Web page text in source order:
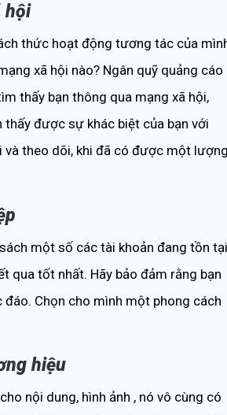
hội
thức hoạt động tương tác của
xã hội nào? Ngân quỹ quảng cáo
thấy bạn thông qua mạng xã hội,
thấy được sự khác biệt của bạn với
và theo dõi, khi đã có được một
một số các tài khoản đang tồn
qua tốt nhất. Hãy bảo đảm rằng bạn
Chọn cho mình một phong cách
hiệu
nội dung, hình ảnh , nó vô cùng có